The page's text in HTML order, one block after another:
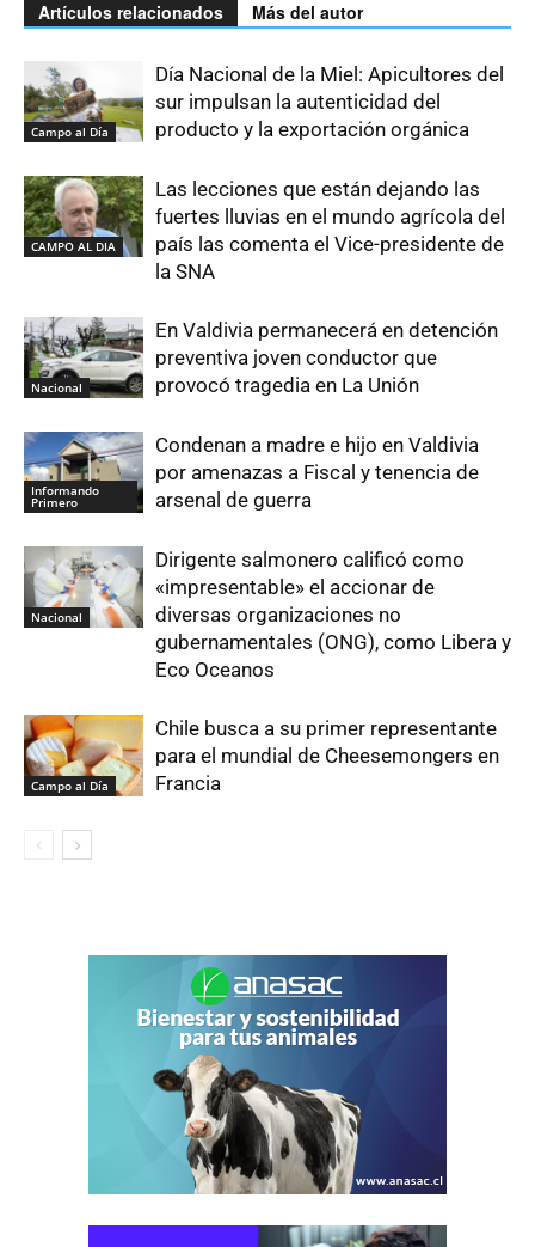
Artículos relacionados Más del autor
Campo al Día
Día Nacional de la Miel: Apicultores del
sur impulsan la autenticidad del
producto y la exportación orgánica
CAMPO AL DIA
Las lecciones que están dejando las
fuertes lluvias en el mundo agrícola del
país las comenta el Vice-presidente de
la SNA
Nacional
En Valdivia permanecerá en detención
preventiva joven conductor que
provocó tragedia en La Unión
Informando
Primero
Condenan a madre e hijo en Valdivia
por amenazas a Fiscal y tenencia de
arsenal de guerra
Nacional
Dirigente salmonero calificó como
«impresentable» el accionar de
diversas organizaciones no
gubernamentales (ONG), como Libera y
Eco Oceanos
Campo al Día
Chile busca a su primer representante
para el mundial de Cheesemongers en
Francia